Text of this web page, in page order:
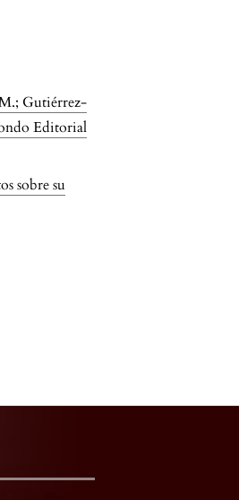
Gutiérrez-
Editorial
sobre su